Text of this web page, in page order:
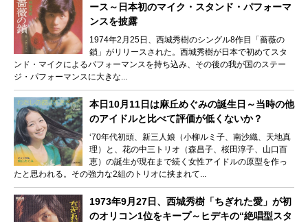
ース～日本初のマイク・スタンド・パフォーマ
ンスを披露
1974年2月25日、西城秀樹のシングル8作目「薔薇の
鎖」がリリースされた。西城秀樹が日本で初めてスタ
ンド・マイクによるパフォーマンスを持ち込み、その後の我が国のステー
ジ・パフォーマンスに大きな...
本日10月11日は麻丘めぐみの誕生日～当時の他
のアイドルと比べて評価が低くないか？
‘70年代初頭、新三人娘（小柳ルミ子、南沙織、天地真
理）と、花の中三トリオ（森昌子、桜田淳子、山口百
恵）の誕生が現在まで続く女性アイドルの原型を作っ
たと思われる。その強力な2組のトリオに挟まれて...
1973年9月27日、西城秀樹「ちぎれた愛」が初
のオリコン1位をキープ～ヒデキの“絶唱型スタ